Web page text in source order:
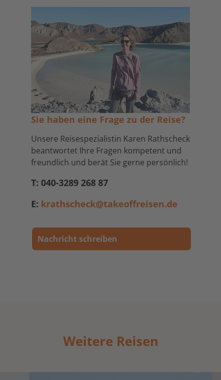
Sie haben eine Frage zu der Reise?
Unsere Reisespezialistin Karen Rathscheck
beantwortet Ihre Fragen kompetent und
freundlich und berät Sie gerne persönlich!
T: 040-3289 268 87
E: krathscheck@takeoffreisen.de
Nachricht schreiben
Weitere Reisen